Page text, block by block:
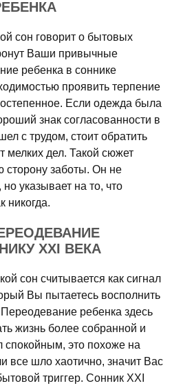
сон говорит о бытовых
Ваши привычные
ребенка в соннике
проявить терпение
Если одежда была
знак согласованности в
с трудом, стоит обратить
мелких дел. Такой сюжет
сторону заботы. Он не
указывает на то, что
никогда.
XXI ВЕКА
сон считывается как сигнал
Вы пытаетесь восполнить
Переодевание ребенка здесь
жизнь более собранной и
это похоже на
все шло хаотично, значит Вас
триггер. Сонник XXI